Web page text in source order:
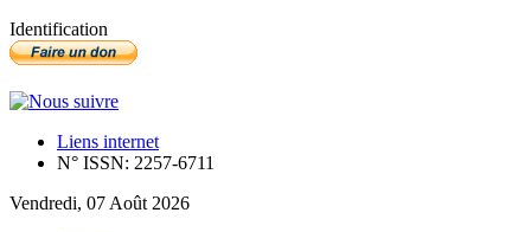
Identification
Liens internet
N° ISSN: 2257-6711
Vendredi, 07 Août 2026